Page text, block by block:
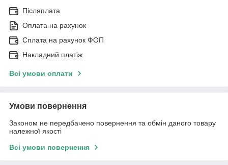
Післяплата
Оплата на рахунок
Сплата на рахунок ФОП
Накладний платіж
Всі умови оплати
Умови повернення
Законом не передбачено повернення та обмін даного товару
належної якості
Всі умови повернення